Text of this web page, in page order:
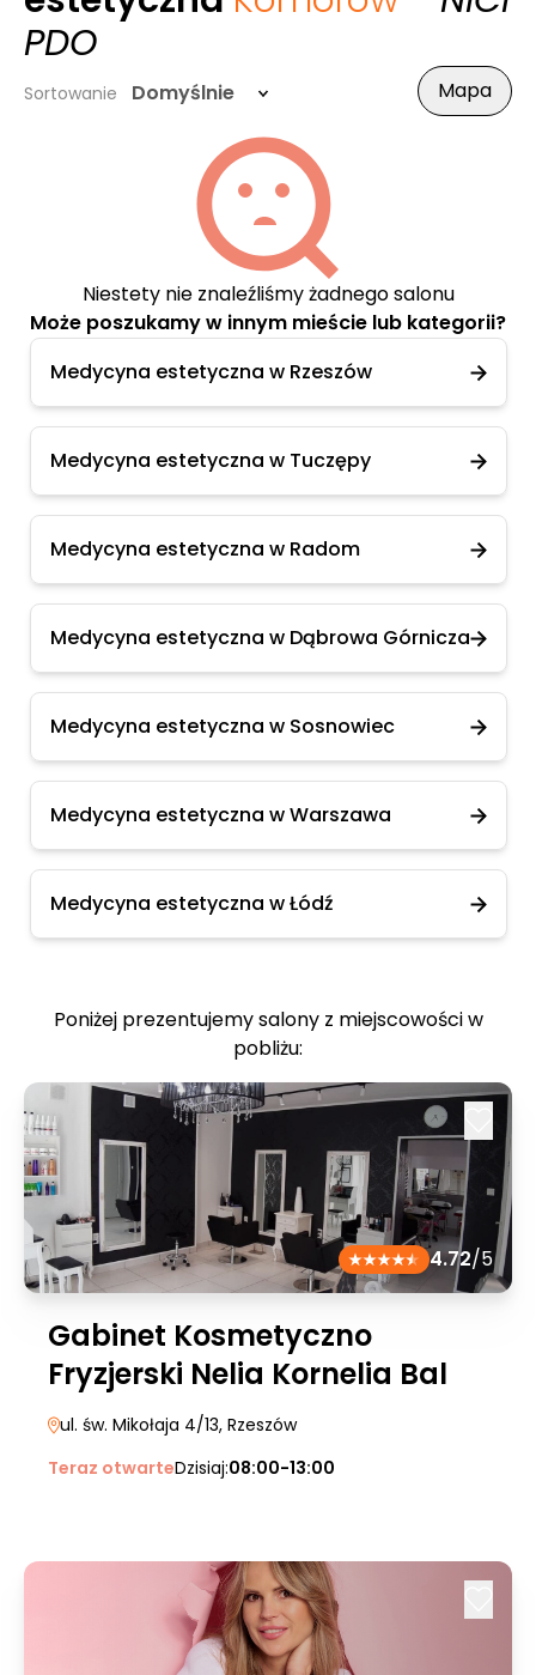
PDO
Sortowanie Domyślnie Mapa
Niestety nie znaleźliśmy żadnego salonu
Może poszukamy w innym mieście lub kategorii?
Medycyna estetyczna w Rzeszów
Medycyna estetyczna w Tuczępy
Medycyna estetyczna w Radom
Medycyna estetyczna w Dąbrowa Górnicza
Medycyna estetyczna w Sosnowiec
Medycyna estetyczna w Warszawa
Medycyna estetyczna w Łódź
Poniżej prezentujemy salony z miejscowości w
pobliżu:
4.72/5
Gabinet Kosmetyczno
Fryzjerski Nelia Kornelia Bal
ul. św. Mikołaja 4/13, Rzeszów
Teraz otwarteDzisiaj:08:00-13:00